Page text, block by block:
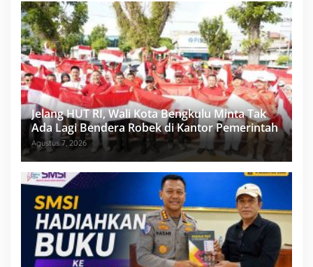
Jelang HUT RI, Wali Kota Bengkulu Minta Tak
Ada Lagi Bendera Robek di Kantor Pemerintah
Agustus 7, 2026